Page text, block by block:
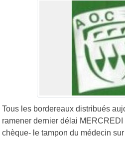
Tous les bordereaux distribués
ramener dernier délai
chèque- le tampon du médecin